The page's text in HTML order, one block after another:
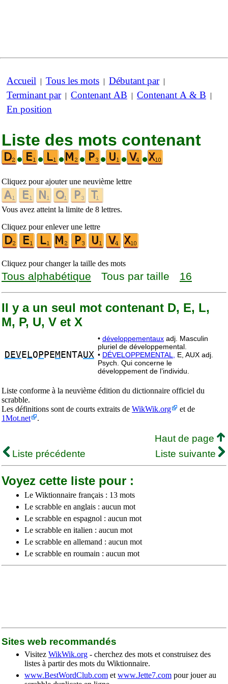
Accueil | Tous les mots | Débutant par|
Terminant par| Contenant AB | Contenant A & B |
En position
Liste des mots contenant
•
• • • • • •
Cliquez pour ajouter une neuvième lettre
Vous avez atteint la limite de 8 lettres.
Cliquez pour enlever une lettre
Cliquez pour changer la taille des mots
Tous alphabétique Tous par taille 16
Il y a un seul mot contenant D, E, L,
M, P, U, V et X
DEVE LO P PEM ENTAUX
• développementaux adj. Masculin
pluriel de développemental.
• DÉVELOPPEMENTAL,
E, AUX adj.
Psych. Qui concerne le
développement de l’individu.
Liste conforme à la neuvième édition du dictionnaire officiel du
scrabble.
Les définitions sont de courts extraits de WikWik.org
et de
1Mot.net
.
Haut de page
Liste précédente
Liste suivante
Voyez cette liste pour :
Le Wiktionnaire français : 13 mots
Le scrabble en anglais : aucun mot
Le scrabble en espagnol : aucun mot
Le scrabble en italien : aucun mot
Le scrabble en allemand : aucun mot
Le scrabble en roumain : aucun mot
Sites web recommandés
Visitez WikWik.org - cherchez des mots et construisez des
listes à partir des mots du Wiktionnaire.
www.BestWordClub.com et www.Jette7.com pour jouer au